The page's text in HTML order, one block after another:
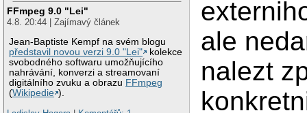
FFmpeg 9.0 "Lei"
4.8. 20:44 | Zajímavý článek
Jean-Baptiste Kempf na svém blogu
představil novou verzi 9.0 "Lei"
kolekce
svobodného softwaru umožňujícího
nahrávání, konverzi a streamovaní
digitálního zvuku a obrazu FFmpeg
(Wikipedie ).
ale
nalezt